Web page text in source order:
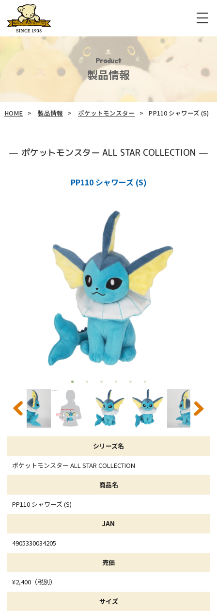
Product
製品情報
HOME 製品情報 ポケットモンスター PP110 シャワーズ (S)
ポケットモンスター ALL STAR COLLECTION
PP110 シャワーズ (S)
シリーズ名
ポケットモンスター ALL STAR COLLECTION
商品名
PP110 シャワーズ (S)
JAN
4905330034205
売価
¥2,400（税別）
サイズ